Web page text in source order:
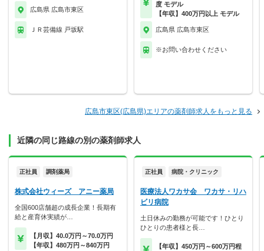
広島県 広島市東区
ＪＲ芸備線 戸坂駅
度 モデル
【年収】400万円以上 モデル
広島県 広島市東区
※お問い合わせください
広島市東区(広島県)エリアの薬剤師求人をもっと見る
近隣の同じ路線の別の薬剤師求人
正社員 調剤薬局
株式会社ウィーズ アニー薬局
全国600店舗超の成長企業！長期有
給と産育休実績が…
【月収】40.0万円～70.0万円
【年収】480万円～840万円
正社員 病院・クリニック
医療法人ワカサ会 ワカサ・リハ
ビリ病院
土日休みの勤務が可能です！ひとり
ひとりの患者様と長…
【年収】450万円～600万円程